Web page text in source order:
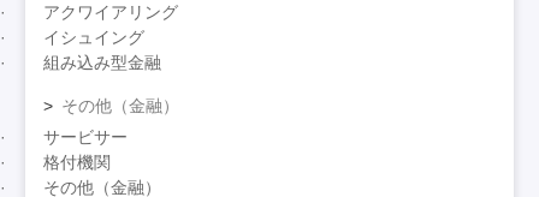
アクワイアリング
イシュイング
組み込み型金融
その他（金融）
サービサー
格付機関
その他（金融）